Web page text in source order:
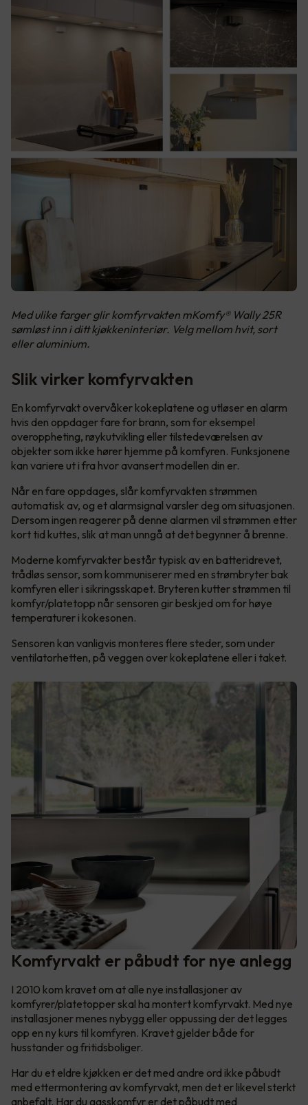
Med ulike farger glir komfyrvakten mKomfy® Wally 25R
sømløst inn i ditt kjøkkeninteriør. Velg mellom hvit, sort
eller aluminium.
Slik virker komfyrvakten
En komfyrvakt overvåker kokeplatene og utløser en alarm
hvis den oppdager fare for brann, som for eksempel
overoppheting, røykutvikling eller tilstedeværelsen av
objekter som ikke hører hjemme på komfyren. Funksjonene
kan variere ut i fra hvor avansert modellen din er.
Når en fare oppdages, slår komfyrvakten strømmen
automatisk av, og et alarmsignal varsler deg om situasjonen.
Dersom ingen reagerer på denne alarmen vil strømmen etter
kort tid kuttes, slik at man unngå at det begynner å brenne.
Moderne komfyrvakter består typisk av en batteridrevet,
trådløs sensor, som kommuniserer med en strømbryter bak
komfyren eller i sikringsskapet. Bryteren kutter strømmen til
komfyr/platetopp når sensoren gir beskjed om for høye
temperaturer i kokesonen.
Sensoren kan vanligvis monteres flere steder, som under
ventilatorhetten, på veggen over kokeplatene eller i taket.
Komfyrvakt er påbudt for nye anlegg
I 2010 kom kravet om at alle nye installasjoner av
komfyrer/platetopper skal ha montert komfyrvakt. Med nye
installasjoner menes nybygg eller oppussing der det legges
opp en ny kurs til komfyren. Kravet gjelder både for
husstander og fritidsboliger.
Har du et eldre kjøkken er det med andre ord ikke påbudt
med ettermontering av komfyrvakt, men det er likevel sterkt
anbefalt. Har du gasskomfyr er det påbudt med